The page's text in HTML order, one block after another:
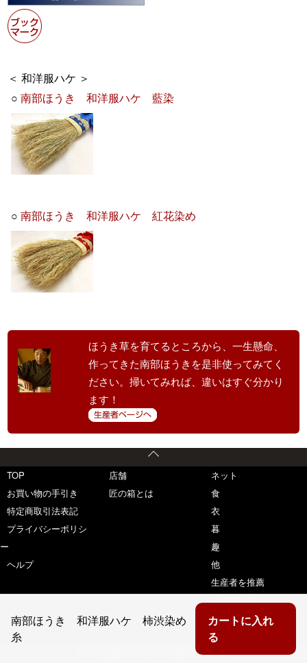
＜ 和洋服ハケ ＞
○南部ほうき 和洋服ハケ 藍染
○南部ほうき 和洋服ハケ 紅花染め
ほうき草を育てるところから、一生懸命、
作ってきた南部ほうきを是非使ってみてく
ださい。掃いてみれば、違いはすぐ分かり
ます！
南部ほうき 和洋服ハケ 柿渋染め
糸
カートに入れ
る
TOP
お買い物の手引き
特定商取引法表記
プライバシーポリシ
ー
ヘルプ
店舗
匠の箱とは
ネット
食
衣
暮
趣
他
生産者を推薦
(C) copyright 匠の箱 All Rights Reserved.